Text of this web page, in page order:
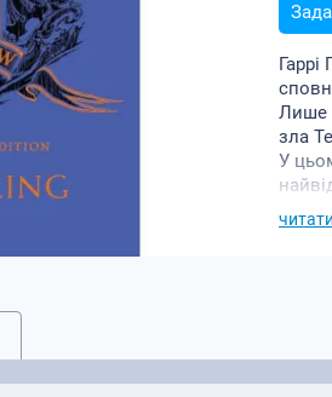
Лише
зла
У